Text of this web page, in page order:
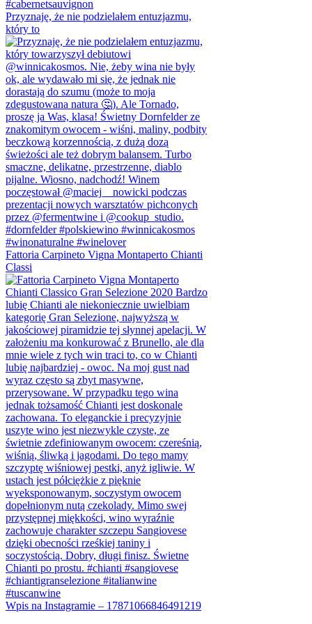
Przyznaję, że nie podzielałem entuzjazmu,
który to
Fattoria Carpineto Vigna Montaperto Chianti
Classi
Wpis na Instagramie – 17871066846491219